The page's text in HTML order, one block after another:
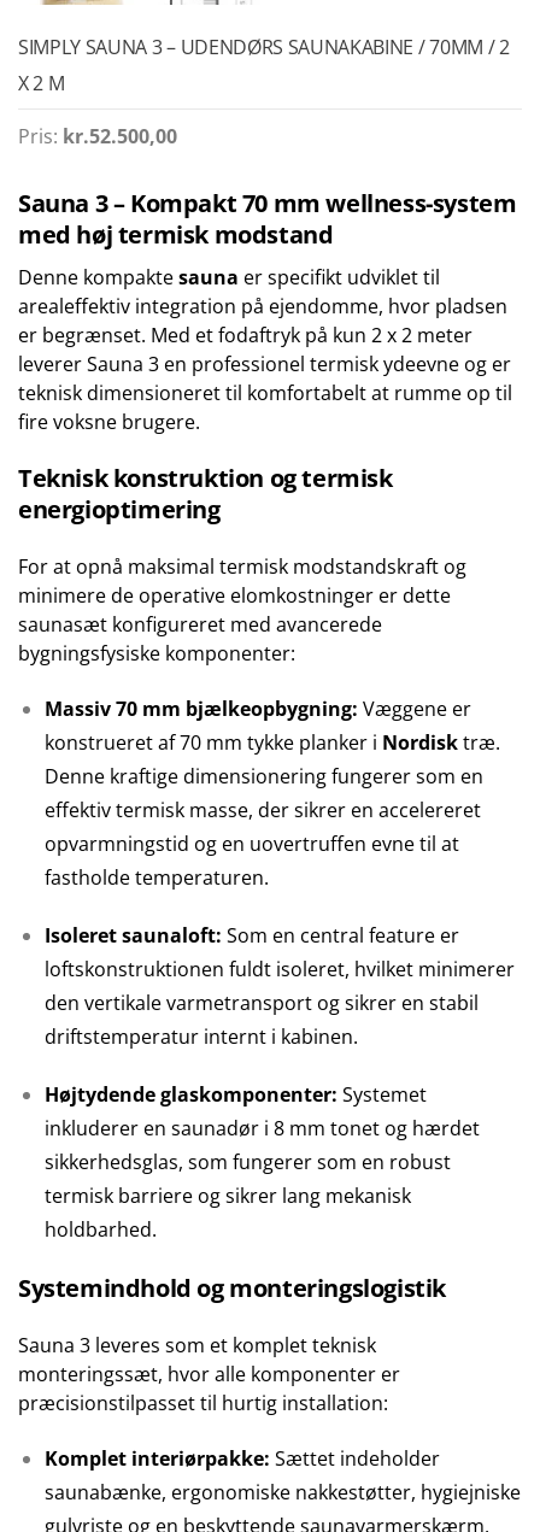
SIMPLY SAUNA 3 – UDENDØRS SAUNAKABINE / 70MM / 2
X 2 M
Pris: kr.52.500,00
Sauna 3 – Kompakt 70 mm wellness-system
med høj termisk modstand
Denne kompaktesauna er specifikt udviklet til
arealeffektiv integration på ejendomme, hvor pladsen
er begrænset. Med et fodaftryk på kun 2 x 2 meter
leverer Sauna 3 en professionel termisk ydeevne og er
teknisk dimensioneret til komfortabelt at rumme op til
fire voksne brugere.
Teknisk konstruktion og termisk
energioptimering
For at opnå maksimal termisk modstandskraft og
minimere de operative elomkostninger er dette
saunasæt konfigureret med avancerede
bygningsfysiske komponenter:
Massiv 70 mm bjælkeopbygning: Væggene er
konstrueret af 70 mm tykke planker i Nordisktræ.
Denne kraftige dimensionering fungerer som en
effektiv termisk masse, der sikrer en accelereret
opvarmningstid og en uovertruffen evne til at
fastholde temperaturen.
Isoleret saunaloft: Som en central feature er
loftskonstruktionen fuldt isoleret, hvilket minimerer
den vertikale varmetransport og sikrer en stabil
driftstemperatur internt i kabinen.
Højtydende glaskomponenter: Systemet
inkluderer en saunadør i 8 mm tonet og hærdet
sikkerhedsglas, som fungerer som en robust
termisk barriere og sikrer lang mekanisk
holdbarhed.
Systemindhold og monteringslogistik
Sauna 3 leveres som et komplet teknisk
monteringssæt, hvor alle komponenter er
præcisionstilpasset til hurtig installation:
Komplet interiørpakke: Sættet indeholder
saunabænke, ergonomiske nakkestøtter, hygiejniske
gulvriste og en beskyttende saunavarmerskærm.